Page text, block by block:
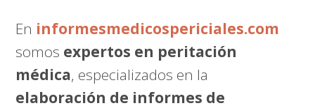
En informesmedicospericiales.com
somos expertos en peritación
médica, especializados en la
elaboración de informes de